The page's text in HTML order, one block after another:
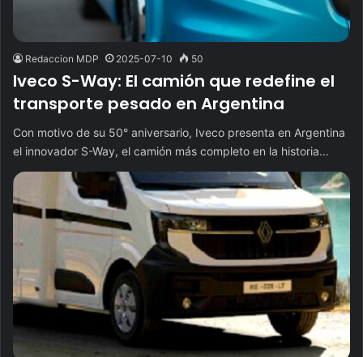
Redaccion MDP 2025-07-10 50
Iveco S-Way: El camión que redefine el
transporte pesado en Argentina
Con motivo de su 50° aniversario, Iveco presenta en Argentina
el innovador S-Way, el camión más completo en la historia…